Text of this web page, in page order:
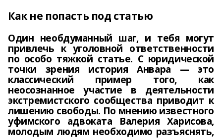
Как не попасть под статью
Один необдуманный шаг, и тебя могут
привлечь к уголовной ответственности
по особо тяжкой статье. С юридической
точки зрения история Анвара — это
классический пример того, как
неосознанное участие в деятельности
экстремистского сообщества приводит к
лишению свободы. По мнению известного
уфимского адвоката Валерия Харисова,
молодым людям необходимо разъяснять,